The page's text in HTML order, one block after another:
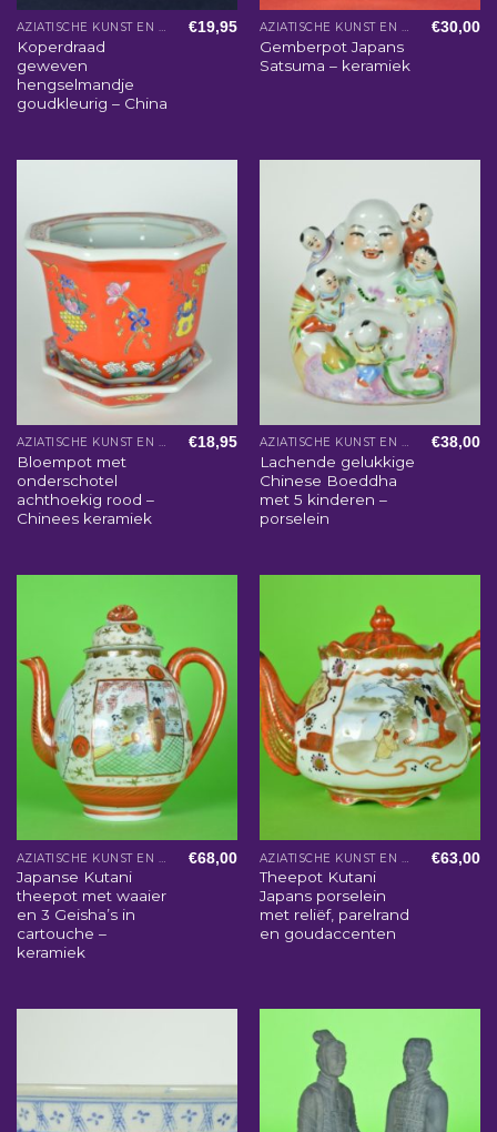
AZIATISCHE KUNST EN WOONACCESSOIRES
Koperdraad
geweven
hengselmandje
goudkleurig – China
€19,95 AZIATISCHE KUNST EN WOONACCESSOIRES
Gemberpot Japans
Satsuma – keramiek
€30,00
AZIATISCHE KUNST EN WOONACCESSOIRES
Bloempot met
onderschotel
achthoekig rood –
Chinees keramiek
€18,95 AZIATISCHE KUNST EN WOONACCESSOIRES
Lachende gelukkige
Chinese Boeddha
met 5 kinderen –
porselein
€38,00
Japanse Kutani
theepot met waaier
en 3 Geisha’s in
cartouche –
keramiek
€68,00
Theepot Kutani
Japans porselein
met reliëf, parelrand
en goudaccenten
€63,00